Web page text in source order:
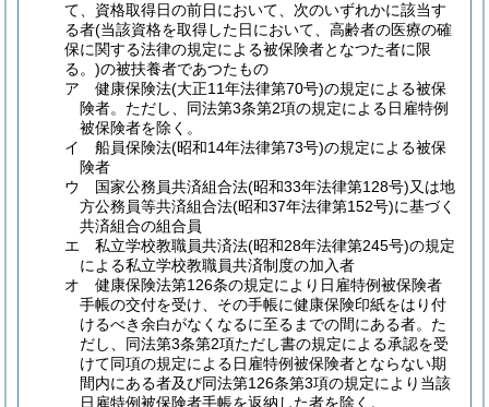
て、資格取得日の前日において、次のいずれかに該当す
る者(当該資格を取得した日において、高齢者の医療の確
保に関する法律の規定による被保険者となつた者に限
る。)の被扶養者であつたもの
ア
健康保険法(大正11年法律第70号)の規定による被保
険者。 ただし、同法第3条第2項の規定による日雇特例
被保険者を除く。
イ
船員保険法(昭和14年法律第73号)の規定による被保
険者
ウ
国家公務員共済組合法(昭和33年法律第128号)又は地
方公務員等共済組合法(昭和37年法律第152号)に基づく
共済組合の組合員
エ
私立学校教職員共済法(昭和28年法律第245号)の規定
による私立学校教職員共済制度の加入者
オ
健康保険法第126条の規定により日雇特例被保険者
手帳の交付を受け、その手帳に健康保険印紙をはり付
けるべき余白がなくなるに至るまでの間にある者。 た
だし、同法第3条第2項ただし書の規定による承認を受
けて同項の規定による日雇特例被保険者とならない期
間内にある者及び同法第126条第3項の規定により当該
日雇特例被保険者手帳を返納した者を除く。